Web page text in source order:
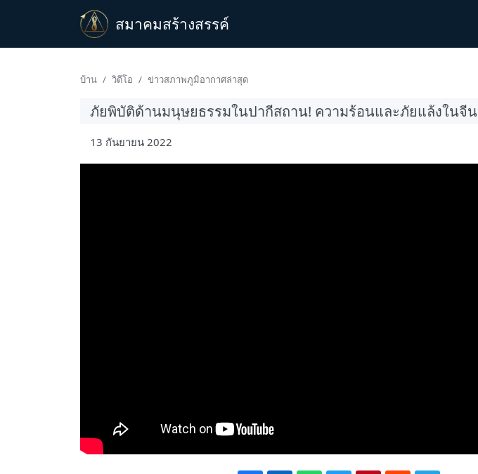
สมาคมสร้างสรรค์
บ้าน วิดีโอ ข่าวสภาพภูมิอากาศล่าสุด
ภัยพิบัติด้านมนุษยธรรมในปากีสถาน! ความร้อนและภัยแล้งในจีน
13 กันยายน 2022